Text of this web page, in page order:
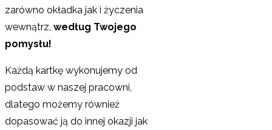
zarówno okładka jak i życzenia
wewnątrz, według Twojego
pomysłu!
Każdą kartkę wykonujemy od
podstaw w naszej pracowni,
dlatego możemy również
dopasować ją do innej okazji jak